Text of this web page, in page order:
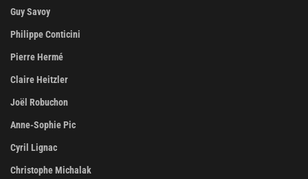
Guy Savoy
Philippe Conticini
Pierre Hermé
Claire Heitzler
Joël Robuchon
Anne-Sophie Pic
Cyril Lignac
Christophe Michalak